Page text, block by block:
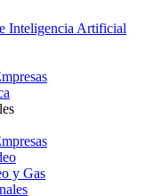
Inteligencia Artificial
y Gas